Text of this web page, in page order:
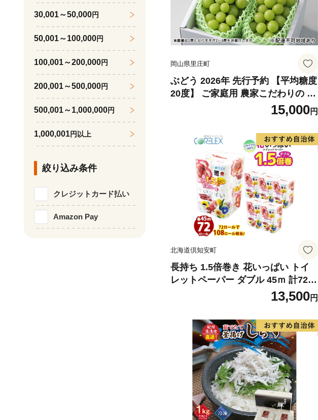
岡山県里庄町
ぶどう 2026年 先行予約 【平均糖度
20度】 ご家庭用 農家こだわりの シ
ャイン マスカット 2～3房 合計約1.
2kg ブドウ 葡萄 岡山県産 国産 フル
ーツ 果物 【 Nini farm 農家 直送 】
15,000円
北海道倶知安町
長持ち 1.5倍巻き 花いっぱい トイ
レットペーパー ダブル 45ｍ 計72ロ
ール 全18種 花柄 プリント ハーブ
香り付き 日本製 まとめ買い 防災 常
備品 ペーパー エコ 日用雑貨 消耗品
備蓄 送料無料 北海道 倶知安町 日用
13,500円
30,001～50,000円
50,001～100,000円
100,001～200,000円
200,001～500,000円
500,001～1,000,000円
1,000,001円以上
絞り込み条件
クレジットカード払い
Amazon Pay